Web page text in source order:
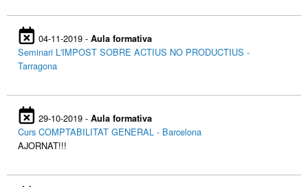
04-11-2019 - Aula formativa
Seminari L'IMPOST SOBRE ACTIUS NO PRODUCTIUS -
Tarragona
29-10-2019 - Aula formativa
Curs COMPTABILITAT GENERAL - Barcelona
AJORNAT!!!